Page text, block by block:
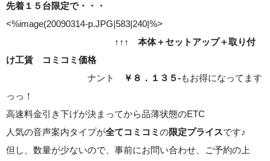
先着１５台限定で・・・
<%image(20090314-p.JPG|583|240|%>
↑↑↑ 本体＋セットアップ＋取り付
け工賃 コミコミ価格
ナント
￥８．１３５-もお得になってます
っっ！
高速料金引き下げが決まってから品薄状態のETC
人気の音声案内タイプが全てコミコミ の限定プライスです♪
但し、数量が少ないので、事前にお問い合わせ、ご予約の上